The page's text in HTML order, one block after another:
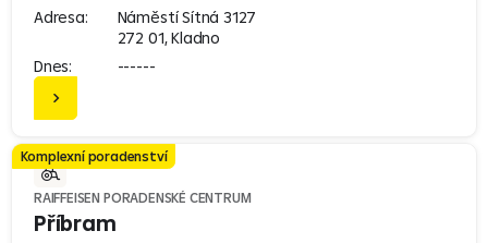
Adresa:
Náměstí Sítná 3127
272 01, Kladno
Dnes:
------
Komplexní poradenství
RAIFFEISEN PORADENSKÉ CENTRUM
Příbram